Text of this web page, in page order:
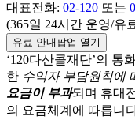
대표전화: 02-120 또는
(365일 24시간 운영/유
유료 안내팝업 열기
‘120다산콜재단’의 통
한 수익자 부담원칙에
요금이 부과되며 휴대
의 요금체계에 따릅니